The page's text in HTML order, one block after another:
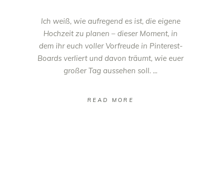
Ich weiß, wie aufregend es ist, die eigene
Hochzeit zu planen – dieser Moment, in
dem ihr euch voller Vorfreude in Pinterest-
Boards verliert und davon träumt, wie euer
großer Tag aussehen soll.
READ MORE